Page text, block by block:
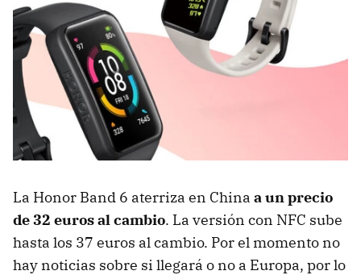
La Honor Band 6 aterriza en China a un precio
de 32 euros al cambio. La versión con NFC sube
hasta los 37 euros al cambio. Por el momento no
hay noticias sobre si llegará o no a Europa, por lo